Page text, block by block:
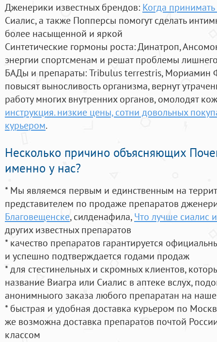
Дженерики известных брендов: Когда
Сиалис, а также Попперсы помогут сделать
более насыщенной и яркой
Синтетические гормоны роста: Динатроп,
энергии спортсменам и решат проблемы
БАДы и препараты:Tribulus terrestris, Мориамин
повысят выносливость организма, вернут
работу многих внутренних органов, омолодят
инструкция. низкие цены, сотни довольных
курьером.
Несколько причино объясняющих
именно у нас?
* Мы являемся первым и единственным на
представителем по продаже препаратов
Благовещенске, силденафила, Что лучше сиалис
других известных препаратов
* качество препаратов гарантируется
и успешно подтверждается годами продаж
* для стестинельных и скромных клиентов,
название Виагра или Сиалис в аптеке вслух,
анонимныого заказа любого препаратан на
* быстрая и удобная доставка курьером по
же возможна доставка препаратов почтой
классом